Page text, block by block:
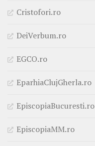
Cristofori.ro
DeiVerbum.ro
EGCO.ro
EparhiaClujGherla.ro
EpiscopiaBucuresti.ro
EpiscopiaMM.ro